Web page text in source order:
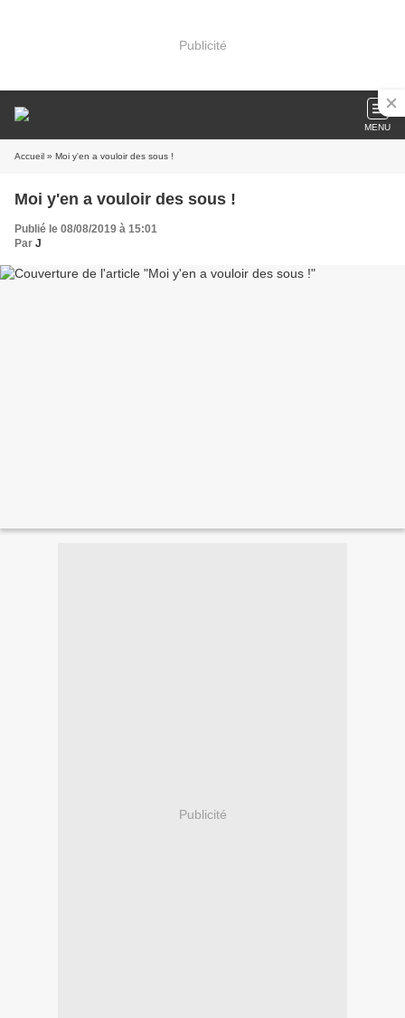
Publicité
MENU
Accueil » Moi y'en a vouloir des sous !
Moi y'en a vouloir des sous !
Publié le 08/08/2019 à 15:01
Par J
Publicité